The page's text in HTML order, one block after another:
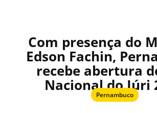
Com presença do
Edson Fachin,
recebe abertura
Nacional do Júri
Pernambuco